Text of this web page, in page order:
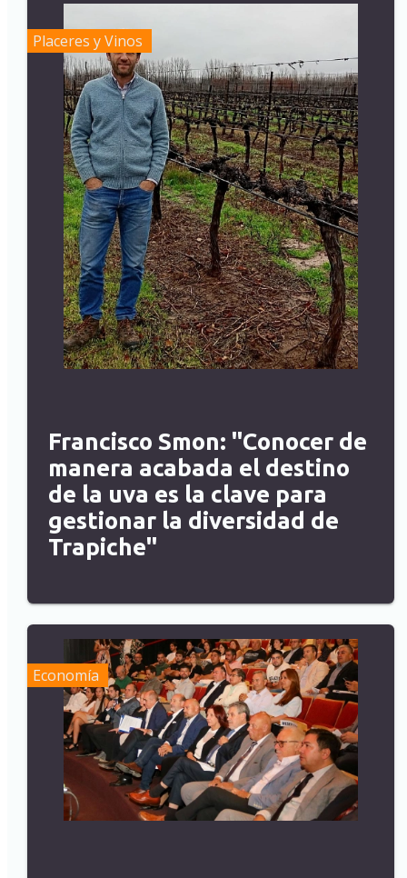
Placeres y Vinos
Francisco Smon: "Conocer de
manera acabada el destino
de la uva es la clave para
gestionar la diversidad de
Trapiche"
Economía